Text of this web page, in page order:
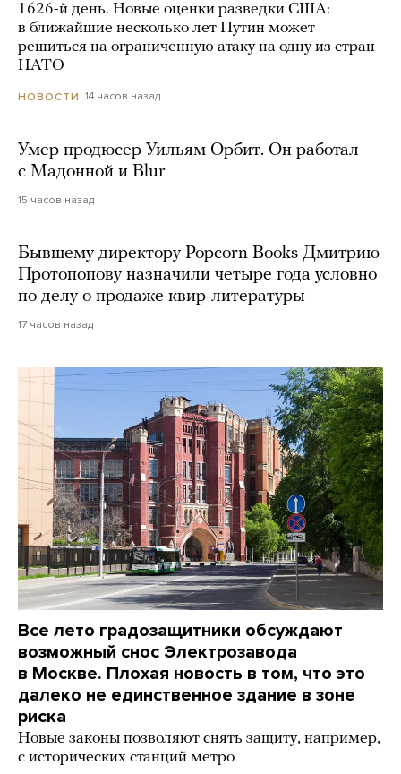
1626-й день. Новые оценки разведки США:
в ближайшие несколько лет Путин может
решиться на ограниченную атаку на одну из стран
НАТО
НОВОСТИ 14 часов назад
Умер продюсер Уильям Орбит. Он работал
с Мадонной и Blur
15 часов назад
Бывшему директору Popcorn Books Дмитрию
Протопопову назначили четыре года условно
по делу о продаже квир-литературы
17 часов назад
Все лето градозащитники обсуждают
возможный снос Электрозавода
в Москве. Плохая новость в том, что это
далеко не единственное здание в зоне
риска
Новые законы позволяют снять защиту, например,
с исторических станций метро